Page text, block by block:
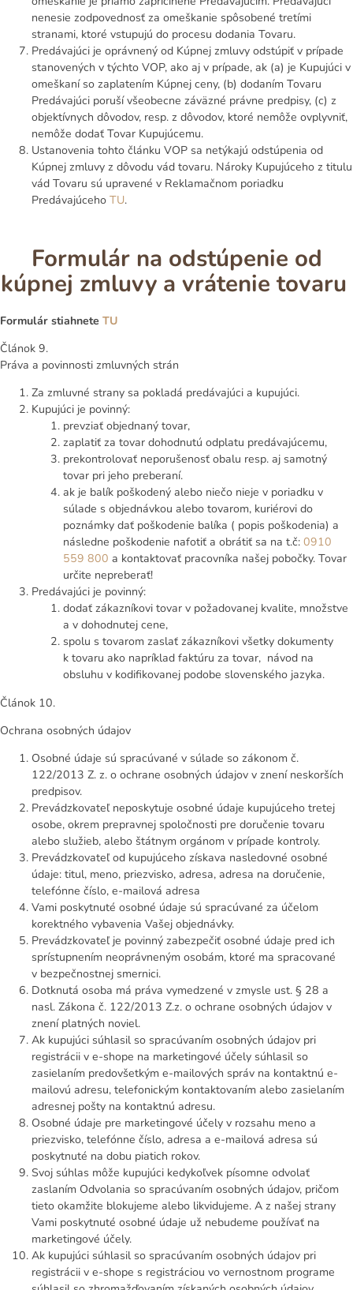
nenesie zodpovednosť za omeškanie spôsobené tretími
stranami, ktoré vstupujú do procesu dodania Tovaru.
Predávajúci je oprávnený od Kúpnej zmluvy odstúpiť v prípade
stanovených v týchto VOP, ako aj v prípade, ak (a) je Kupujúci v
omeškaní so zaplatením Kúpnej ceny, (b) dodaním Tovaru
Predávajúci poruší všeobecne záväzné právne predpisy, (c) z
objektívnych dôvodov, resp. z dôvodov, ktoré nemôže ovplyvniť,
nemôže dodať Tovar Kupujúcemu.
Ustanovenia tohto článku VOP sa netýkajú odstúpenia od
Kúpnej zmluvy z dôvodu vád tovaru. Nároky Kupujúceho z titulu
vád Tovaru sú upravené v Reklamačnom poriadku
Predávajúceho TU.
Formulár na odstúpenie od
kúpnej zmluvy a vrátenie tovaru
Formulár stiahnete TU
Článok 9.
Práva a povinnosti zmluvných strán
Za zmluvné strany sa pokladá predávajúci a kupujúci.
Kupujúci je povinný:
prevziať objednaný tovar,
zaplatiť za tovar dohodnutú odplatu predávajúcemu,
prekontrolovať neporušenosť obalu resp. aj samotný
tovar pri jeho preberaní.
ak je balík poškodený alebo niečo nieje v poriadku v
súlade s objednávkou alebo tovarom, kuriérovi do
poznámky dať poškodenie balíka ( popis poškodenia) a
následne poškodenie nafotiť a obrátiť sa na t.č: 0910
559 800 a kontaktovať pracovníka našej pobočky. Tovar
určite nepreberať!
Predávajúci je povinný:
dodať zákazníkovi tovar v požadovanej kvalite, množstve
a v dohodnutej cene,
spolu s tovarom zaslať zákazníkovi všetky dokumenty
k tovaru ako napríklad faktúru za tovar, návod na
obsluhu v kodifikovanej podobe slovenského jazyka.
Článok 10.
Ochrana osobných údajov
Osobné údaje sú spracúvané v súlade so zákonom č.
122/2013 Z. z. o ochrane osobných údajov v znení neskorších
predpisov.
Prevádzkovateľ neposkytuje osobné údaje kupujúceho tretej
osobe, okrem prepravnej spoločnosti pre doručenie tovaru
alebo služieb, alebo štátnym orgánom v prípade kontroly.
Prevádzkovateľ od kupujúceho získava nasledovné osobné
údaje: titul, meno, priezvisko, adresa, adresa na doručenie,
telefónne číslo, e-mailová adresa
Vami poskytnuté osobné údaje sú spracúvané za účelom
korektného vybavenia Vašej objednávky.
Prevádzkovateľ je povinný zabezpečiť osobné údaje pred ich
sprístupnením neoprávneným osobám, ktoré ma spracované
v bezpečnostnej smernici.
Dotknutá osoba má práva vymedzené v zmysle ust. § 28 a
nasl. Zákona č. 122/2013 Z.z. o ochrane osobných údajov v
znení platných noviel.
Ak kupujúci súhlasil so spracúvaním osobných údajov pri
registrácii v e-shope na marketingové účely súhlasil so
zasielaním predovšetkým e-mailových správ na kontaktnú e-
mailovú adresu, telefonickým kontaktovaním alebo zasielaním
adresnej pošty na kontaktnú adresu.
Osobné údaje pre marketingové účely v rozsahu meno a
priezvisko, telefónne číslo, adresa a e-mailová adresa sú
poskytnuté na dobu piatich rokov.
Svoj súhlas môže kupujúci kedykoľvek písomne odvolať
zaslaním Odvolania so spracúvaním osobných údajov, pričom
tieto okamžite blokujeme alebo likvidujeme. A z našej strany
Vami poskytnuté osobné údaje už nebudeme používať na
marketingové účely.
Ak kupujúci súhlasil so spracúvaním osobných údajov pri
registrácii v e-shope s registráciou vo vernostnom programe